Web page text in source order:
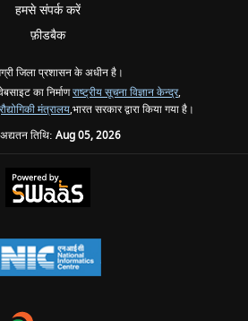
हमसे संपर्क करें
फ़ीडबैक
जिला प्रशासन के अधीन है।
का निर्माणराष्ट्रीय सूचना विज्ञान केन्द्र,
मंत्रालय,भारत सरकार द्वारा किया गया है।
तिथि: Aug 05, 2026